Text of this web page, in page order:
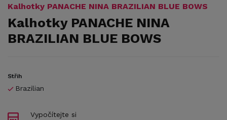
Kalhotky PANACHE NINA BRAZILIAN BLUE BOWS
Kalhotky PANACHE NINA
BRAZILIAN BLUE BOWS
Střih
Brazilian
Vypočítejte si